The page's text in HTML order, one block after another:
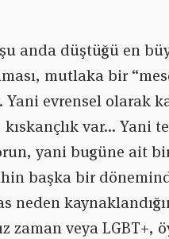
anda düştüğü en
mutlaka bir
Yani evrensel olarak
kıskançlık var… Yani
yani bugüne ait
başka bir
neden
zaman veya